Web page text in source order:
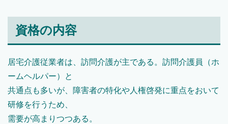
資格の内容
居宅介護従業者は、訪問介護が主である。訪問介護員（ホ
ームヘルパー）と
共通点も多いが、障害者の特化や人権啓発に重点をおいて
研修を行うため、
需要が高まりつつある。